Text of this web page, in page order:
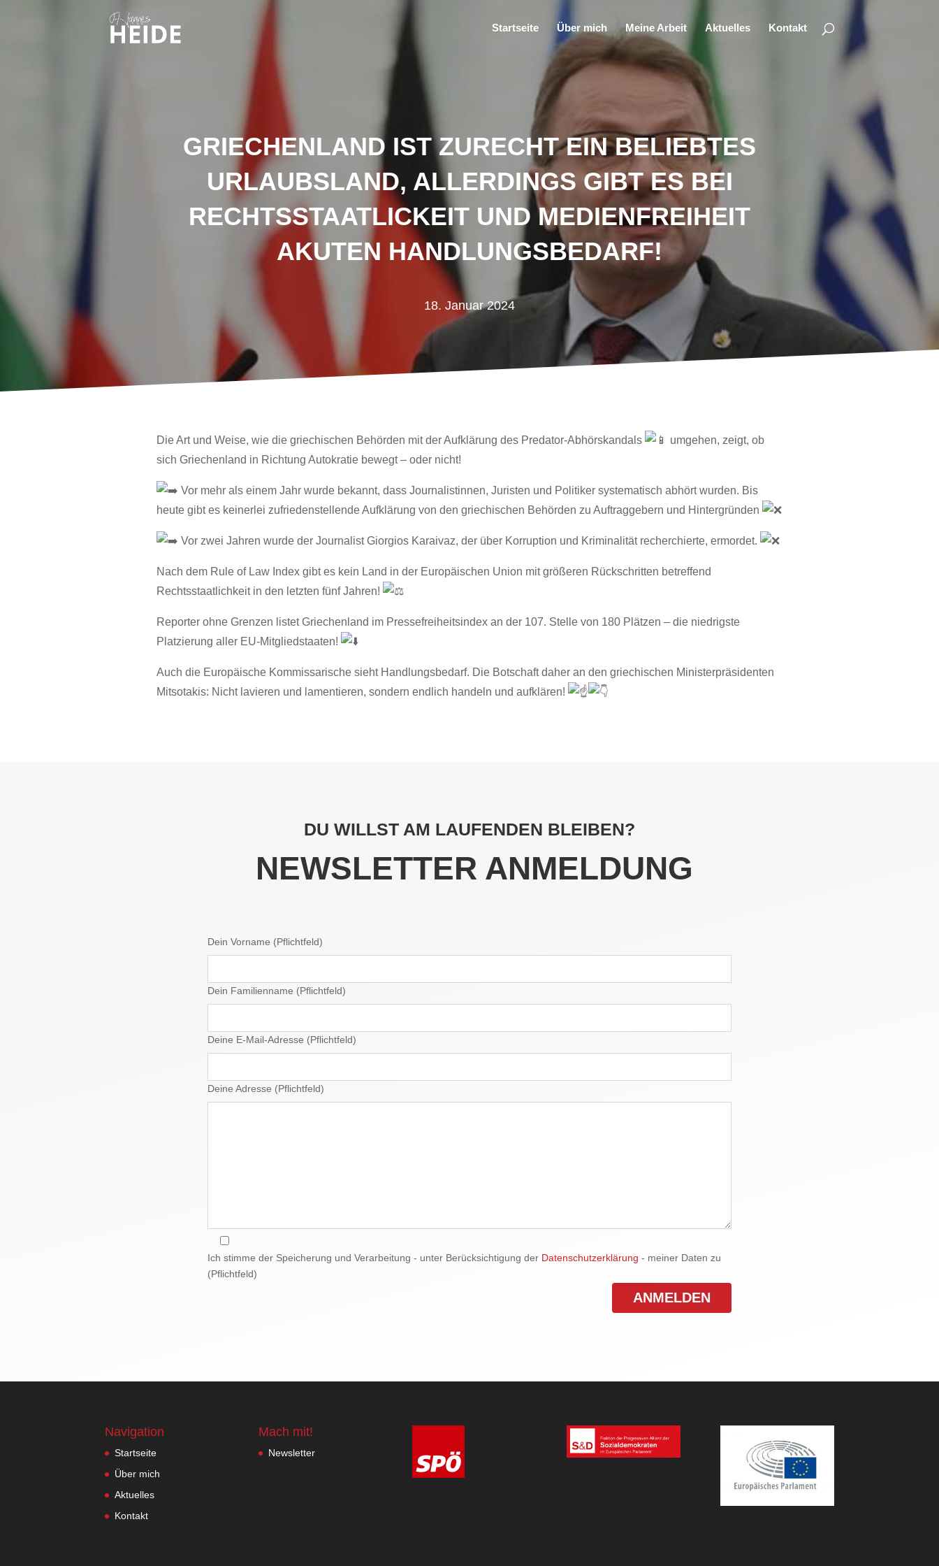
Startseite Über mich Meine Arbeit Aktuelles Kontakt
GRIECHENLAND IST ZURECHT EIN BELIEBTES
URLAUBSLAND, ALLERDINGS GIBT ES BEI
RECHTSSTAATLICKEIT UND MEDIENFREIHEIT
AKUTEN HANDLUNGSBEDARF!
18. Januar 2024
Die Art und Weise, wie die griechischen Behörden mit der Aufklärung des Predator-Abhörskandals
umgehen, zeigt, ob
sich Griechenland in Richtung Autokratie bewegt – oder nicht!
Vor mehr als einem Jahr wurde bekannt, dass Journalistinnen, Juristen und Politiker systematisch abhört wurden. Bis
heute gibt es keinerlei zufriedenstellendeAufklärung von den griechischen Behörden zu Auftraggebern und Hintergründen
Vor zwei Jahren wurde der Journalist Giorgios Karaivaz, der über Korruption und Kriminalität recherchierte, ermordet.
Nach dem Rule of Law Index gibt es kein Land in der Europäischen Union mit größeren Rückschritten betreffend
Rechtsstaatlichkeit in den letzten fünf Jahren!
Reporter ohne Grenzen listet Griechenland im Pressefreiheitsindex an der 107. Stelle von 180 Plätzen – die niedrigste
Platzierung aller EU-Mitgliedstaaten!
Auch die Europäische Kommissarische sieht Handlungsbedarf. Die Botschaft daher an den griechischen Ministerpräsidenten
Mitsotakis: Nicht lavieren und lamentieren, sondern endlich handeln und aufklären!
DU WILLST AM LAUFENDEN BLEIBEN?
NEWSLETTER ANMELDUNG
Dein Vorname (Pflichtfeld)
Dein Familienname (Pflichtfeld)
Deine E-Mail-Adresse (Pflichtfeld)
Deine Adresse (Pflichtfeld)
Ich stimme der Speicherung und Verarbeitung - unter Berücksichtigung der Datenschutzerklärung - meiner Daten zu
(Pflichtfeld)
Navigation
Startseite
Über mich
Aktuelles
Kontakt
Mach mit!
Newsletter